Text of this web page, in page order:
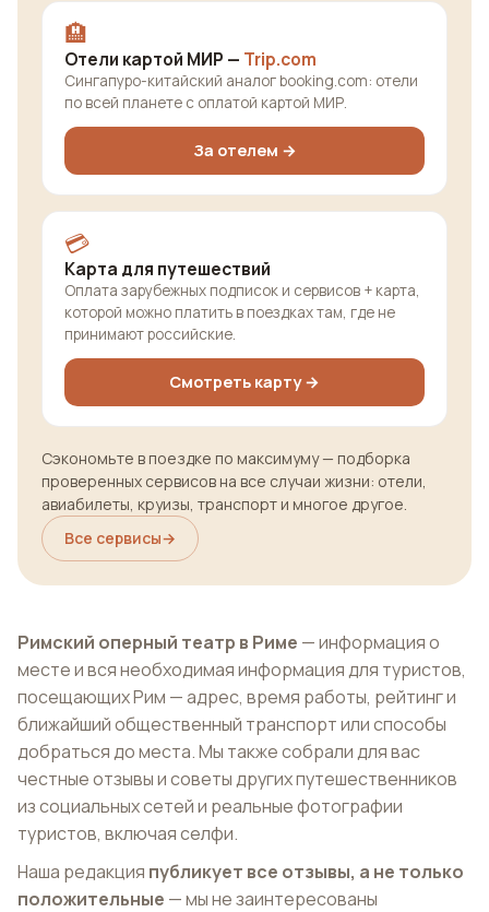
🏨
Отели картой МИР — Trip.com
Сингапуро-китайский аналог booking.com: отели
по всей планете с оплатой картой МИР.
За отелем →
💳
Карта для путешествий
Оплата зарубежных подписок и сервисов + карта,
которой можно платить в поездках там, где не
принимают российские.
Смотреть карту →
Сэкономьте в поездке по максимуму — подборка
проверенных сервисов на все случаи жизни: отели,
авиабилеты, круизы, транспорт и многое другое.
Все сервисы→
Римский оперный театр в Риме — информация о
месте и вся необходимая информация для туристов,
посещающих Рим — адрес, время работы, рейтинг и
ближайший общественный транспорт или способы
добраться до места. Мы также собрали для вас
честные отзывы и советы других путешественников
из социальных сетей и реальные фотографии
туристов, включая селфи.
Наша редакция публикует все отзывы, а не только
положительные — мы не заинтересованы